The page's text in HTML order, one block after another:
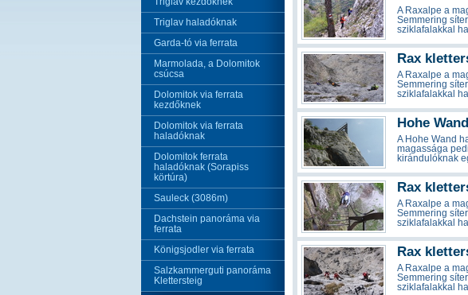
Triglav haladóknak
Garda-tó via ferrata
Marmolada, a Dolomitok
csúcsa
Dolomitok via ferrata
kezdőknek
Dolomitok via ferrata
haladóknak
Dolomitok ferrata
haladóknak (Sorapiss
körtúra)
Sauleck (3086m)
Dachstein panoráma via
ferrata
Königsjodler via ferrata
Salzkammerguti panoráma
Klettersteig
A Raxalpe a
Semmering
sziklafalakkal
Rax
A Raxalpe a
Semmering
sziklafalakkal
Hohe
A Hohe Wand
magassága
kirándulóknak
Rax
A Raxalpe a
Semmering
sziklafalakkal
Rax
A Raxalpe a
Semmering
sziklafalakkal